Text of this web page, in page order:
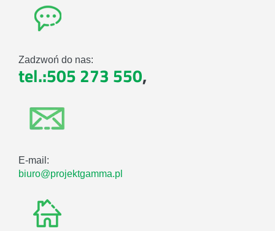
Zadzwoń do nas:
tel.:505 273 550,
E-mail:
biuro@projektgamma.pl